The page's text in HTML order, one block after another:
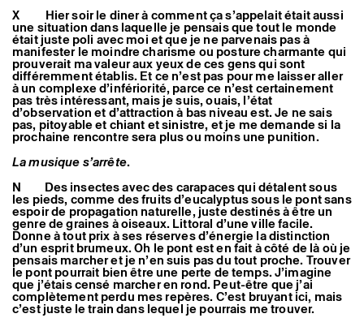
X Hier soir le diner à comment ça s’appelait était aussi
une situation dans laquelle je pensais que tout le monde
était juste poli avec moi et que je ne parvenais pas à
manifester le moindre charisme ou posture charmante qui
prouverait ma valeur aux yeux de ces gens qui sont
différemment établis. Et ce n’est pas pour me laisser aller
à un complexe d’infériorité, parce ce n’est certainement
pas très intéressant, mais je suis, ouais, l’état
d’observation et d’attraction à bas niveau est. Je ne sais
pas, pitoyable et chiant et sinistre, et je me demande si la
prochaine rencontre sera plus ou moins une punition.
La musique s’arrête.
N Des insectes avec des carapaces qui détalent sous
les pieds, comme des fruits d’eucalyptus sous le pont sans
espoir de propagation naturelle, juste destinés à être un
genre de graines à oiseaux. Littoral d’une ville facile.
Donne à tout prix à ses réserves d’énergie la distinction
d’un esprit brumeux. Oh le pont est en fait à côté de là où je
pensais marcher et je n’en suis pas du tout proche. Trouver
le pont pourrait bien être une perte de temps. J’imagine
que j’étais censé marcher en rond. Peut-être que j’ai
complètement perdu mes repères. C’est bruyant ici, mais
c’est juste le train dans lequel je pourrais me trouver.